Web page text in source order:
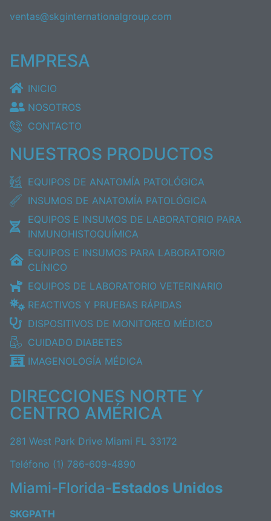
ventas@skginternationalgroup.com
EMPRESA
INICIO
NOSOTROS
CONTACTO
NUESTROS PRODUCTOS
EQUIPOS DE ANATOMÍA PATOLÓGICA
INSUMOS DE ANATOMÍA PATOLÓGICA
EQUIPOS E INSUMOS DE LABORATORIO PARA
INMUNOHISTOQUÍMICA
EQUIPOS E INSUMOS PARA LABORATORIO
CLÍNICO
EQUIPOS DE LABORATORIO VETERINARIO
REACTIVOS Y PRUEBAS RÁPIDAS
DISPOSITIVOS DE MONITOREO MÉDICO
CUIDADO DIABETES
IMAGENOLOGÍA MÉDICA
DIRECCIONES NORTE Y
CENTRO AMÉRICA
281 West Park Drive Miami FL 33172
Teléfono (1) 786-609-4890
Miami-Florida-Estados Unidos
SKGPATH